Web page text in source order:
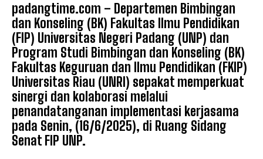
padangtime.com – Departemen Bimbingan
dan Konseling (BK) Fakultas Ilmu Pendidikan
(FIP) Universitas Negeri Padang (UNP) dan
Program Studi Bimbingan dan Konseling (BK)
Fakultas Keguruan dan Ilmu Pendidikan (FKIP)
Universitas Riau (UNRI) sepakat memperkuat
sinergi dan kolaborasi melalui
penandatanganan implementasi kerjasama
pada Senin, (16/6/2025), di Ruang Sidang
Senat FIP ​​UNP.